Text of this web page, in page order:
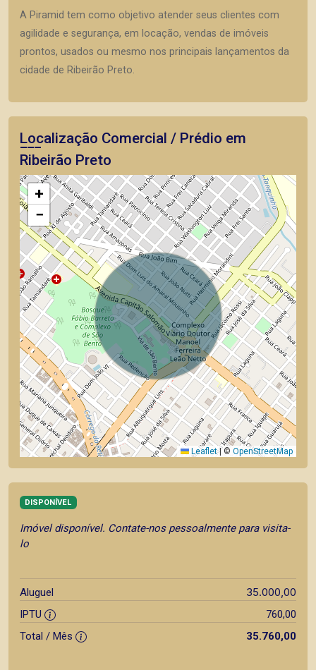
A Piramid tem como objetivo atender seus clientes com
agilidade e segurança, em locação, vendas de imóveis
prontos, usados ou mesmo nos principais lançamentos da
cidade de Ribeirão Preto.
Localização Comercial / Prédio em
Ribeirão Preto
+
−
Leaflet |© OpenStreetMap
DISPONÍVEL
Imóvel disponível. Contate-nos pessoalmente para visita-
lo
Aluguel 35.000,00
IPTU
760,00
Total / Mês
35.760,00